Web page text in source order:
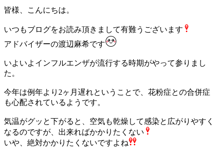
皆様、こんにちは。
いつもブログをお読み頂きまして有難うございます
アドバイザーの渡辺麻希です
いよいよインフルエンザが流行する時期がやって参りまし
た。
今年は例年より2ヶ月遅れということで、花粉症との合併症
も心配されているようです。
気温がグッと下がると、空気も乾燥して感染と広がりやすく
なるのですが、出来ればかかりたくない
いや、絶対かかりたくないですよね